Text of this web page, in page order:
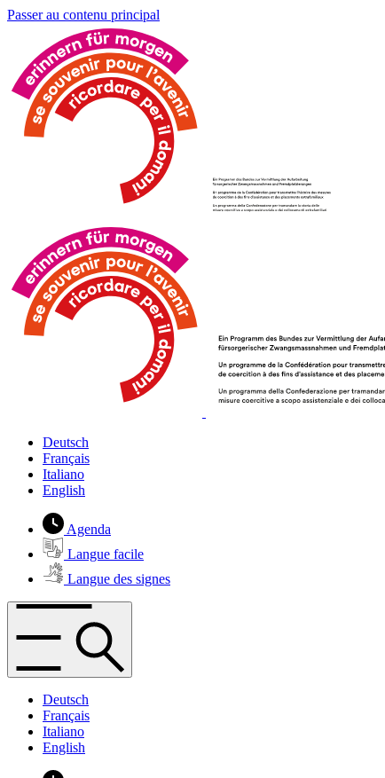
Passer au contenu principal
Deutsch
Français
Italiano
English
Agenda
Langue facile
Langue des signes
Deutsch
Français
Italiano
English